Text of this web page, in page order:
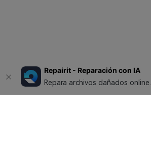
Repairit - Reparación con IA
Repara archivos dañados online.